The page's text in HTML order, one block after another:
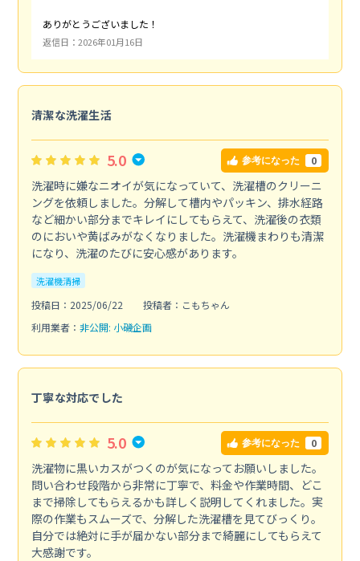
ありがとうございました！
返信日：2026年01月16日
清潔な洗濯生活
5.0 参考になった 0
洗濯時に嫌なニオイが気になっていて、洗濯槽のクリーニ
ングを依頼しました。分解して槽内やパッキン、排水経路
など細かい部分までキレイにしてもらえて、洗濯後の衣類
のにおいや黄ばみがなくなりました。洗濯機まわりも清潔
になり、洗濯のたびに安心感があります。
洗濯機清掃
投稿日：2025/06/22
投稿者：こもちゃん
利用業者： 非公開: 小磯企画
丁寧な対応でした
5.0 参考になった 0
洗濯物に黒いカスがつくのが気になってお願いしました。
問い合わせ段階から非常に丁寧で、料金や作業時間、どこ
まで掃除してもらえるかも詳しく説明してくれました。実
際の作業もスムーズで、分解した洗濯槽を見てびっくり。
自分では絶対に手が届かない部分まで綺麗にしてもらえて
大感謝です。